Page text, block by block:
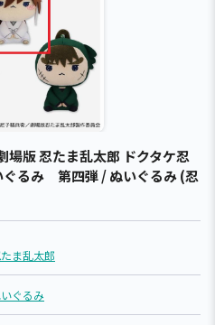
場版 忍たま乱太郎 ドクタケ忍
ぐるみ 第四弾 / ぬいぐるみ (忍
ま乱太郎
ぐるみ